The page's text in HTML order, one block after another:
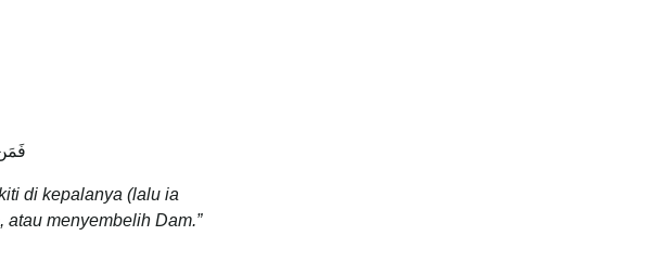
di kepalanya (lalu ia
menyembelih Dam.”